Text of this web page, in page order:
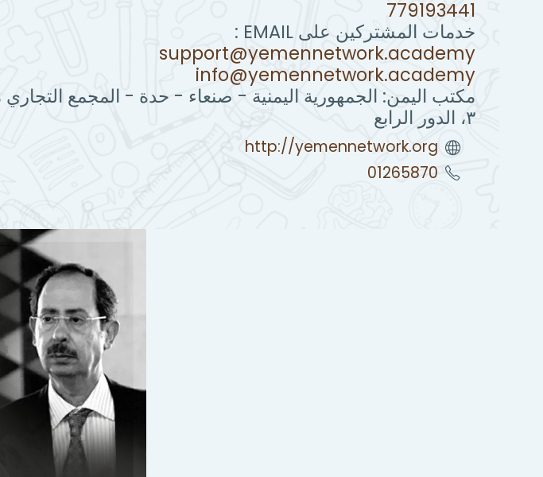
779193441
خدمات المشتركين على EMAIL :
support@yemennetwork.academy
info@yemennetwork.academy
مكتب اليمن: الجمهورية اليمنية - صنعاء - حدة - المجمع
٣، الدور الرابع
http://yemennetwork.org
01265870